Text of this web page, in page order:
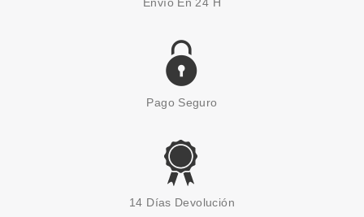
WELLA PROFESSIONAL
WEIGHTLESS FINISH FINISHING
Pago Seguro
14 Días Devolución